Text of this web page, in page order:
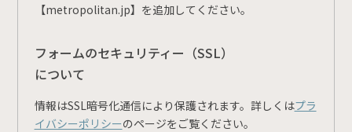
【metropolitan.jp】を追加してください。
フォームのセキュリティー（SSL）
について
情報はSSL暗号化通信により保護されます。詳しくはプラ
イバシーポリシーのページをご覧ください。